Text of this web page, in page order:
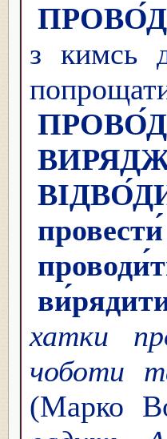
з кимсь
провести́
хатки
чоботи
(Марко